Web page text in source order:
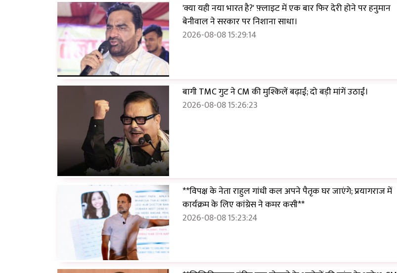
'क्या यही नया भारत है?' फ़्लाइट में एक बार फिर देरी होने पर हनुमान
बेनीवाल ने सरकार पर निशाना साधा।
2026-08-08 15:29:14
बागी TMC गुट ने CM की मुश्किलें बढ़ाईं; दो बड़ी मांगें उठाईं।
2026-08-08 15:26:23
**विपक्ष के नेता राहुल गांधी कल अपने पैतृक घर जाएंगे; प्रयागराज में
कार्यक्रम के लिए कांग्रेस ने कमर कसी**
2026-08-08 15:23:24